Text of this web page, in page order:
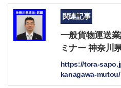
関連記事
一般貨物運送
ミナー 神奈川
https://tora-
kanagawa-mutou/